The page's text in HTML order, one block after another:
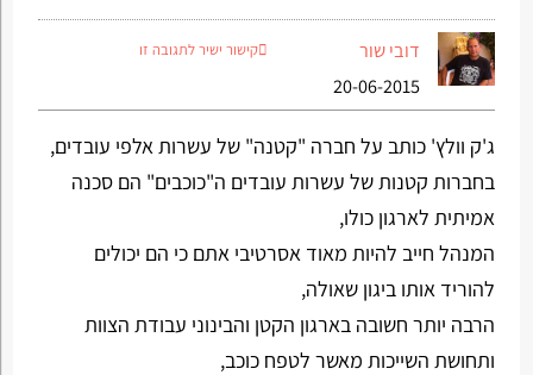
דובי שור
20-06-2015
קישור ישיר לתגובה זו
ג'ק וולץ' כותב על חברה "קטנה" של עשרות אלפי עובדים,
בחברות קטנות של עשרות עובדים ה"כוכבים" הם סכנה
אמיתית לארגון כולו,
המנהל חייב להיות מאוד אסרטיבי אתם כי הם יכולים
להוריד אותו ביגון שאולה,
הרבה יותר חשובה בארגון הקטן והבינוני עבודת הצוות
ותחושת השייכות מאשר לטפח כוכב,